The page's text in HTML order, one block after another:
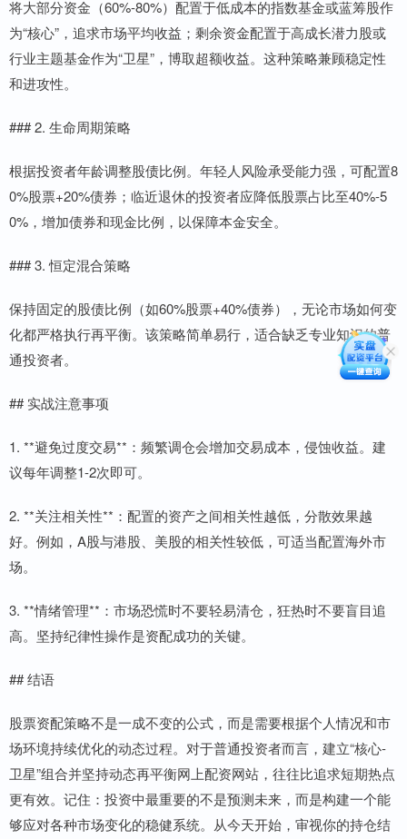
将大部分资金（60%-80%）配置于低成本的指数基金或蓝筹股作
为“核心”，追求市场平均收益；剩余资金配置于高成长潜力股或
行业主题基金作为“卫星”，博取超额收益。这种策略兼顾稳定性
和进攻性。
### 2. 生命周期策略
根据投资者年龄调整股债比例。年轻人风险承受能力强，可配置8
0%股票+20%债券；临近退休的投资者应降低股票占比至40%-5
0%，增加债券和现金比例，以保障本金安全。
### 3. 恒定混合策略
保持固定的股债比例（如60%股票+40%债券），无论市场如何变
化都严格执行再平衡。该策略简单易行，适合缺乏专业知识的普
通投资者。
## 实战注意事项
1. **避免过度交易**：频繁调仓会增加交易成本，侵蚀收益。建
议每年调整1-2次即可。
2. **关注相关性**：配置的资产之间相关性越低，分散效果越
好。例如，A股与港股、美股的相关性较低，可适当配置海外市
场。
3. **情绪管理**：市场恐慌时不要轻易清仓，狂热时不要盲目追
高。坚持纪律性操作是资配成功的关键。
## 结语
股票资配策略不是一成不变的公式，而是需要根据个人情况和市
场环境持续优化的动态过程。对于普通投资者而言，建立“核心-
卫星”组合并坚持动态再平衡网上配资网站，往往比追求短期热点
更有效。记住：投资中最重要的不是预测未来，而是构建一个能
够应对各种市场变化的稳健系统。从今天开始，审视你的持仓结